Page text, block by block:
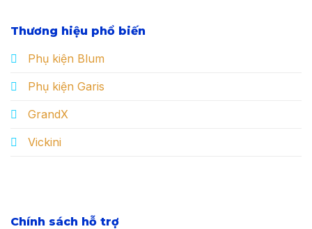
Thương hiệu phổ biến
Phụ kiện Blum
Phụ kiện Garis
GrandX
Vickini
Chính sách hỗ trợ